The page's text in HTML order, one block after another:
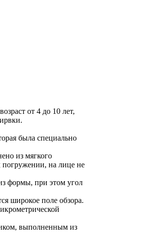
от 4 до 10 лет,
была специально
из мягкого
погружении, на лице не
формы, при этом угол
широкое поле обзора.
выполненным из